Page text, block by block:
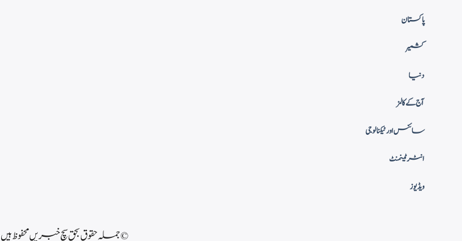
پاکستان
کشمیر
دنیا
آج کے کالمز
سائنس اور ٹیکنالوجی
انٹرٹینمنٹ
ویڈیوز
© جملہ حقوق بحق سچ خبریں محفوظ ہیں 2025